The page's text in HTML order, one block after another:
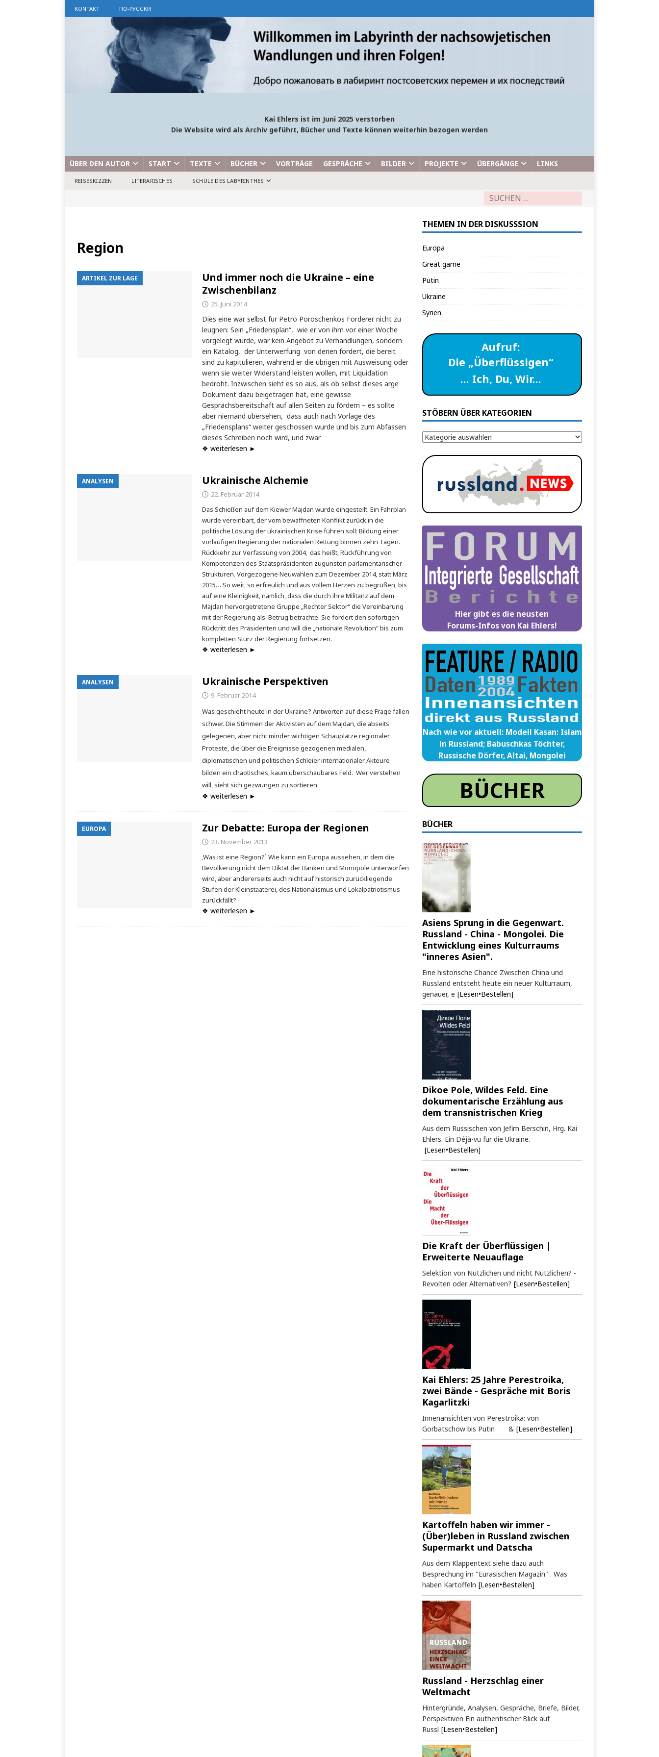
KONTAKT ПО-РУССКИ
Kai Ehlers ist im Juni 2025 verstorben
Die Website wird als Archiv geführt, Bücher und Texte können weiterhin bezogen werden
ÜBER DEN AUTOR START TEXTE BÜCHER VORTRÄGE GESPRÄCHE BILDER PROJEKTE ÜBERGÄNGE LINKS
REISESKIZZEN LITERARISCHES SCHULE DES LABYRINTHES
Region
ARTIKEL ZUR LAGE
Und immer noch die Ukraine – eine
Zwischenbilanz
25. Juni 2014
Dies eine war selbst für Petro Poroschenkos Förderer nicht zu
leugnen: Sein „Friedensplan“, wie er von ihm vor einer Woche
vorgelegt wurde, war kein Angebot zu Verhandlungen, sondern
ein Katalog, der Unterwerfung von denen fordert, die bereit
sind zu kapitulieren, während er die übrigen mit Ausweisung oder
wenn sie weiter Widerstand leisten wollen, mit Liquidation
bedroht. Inzwischen sieht es so aus, als ob selbst dieses arge
Dokument dazu beigetragen hat, eine gewisse
Gesprächsbereitschaft auf allen Seiten zu fördern – es sollte
aber niemand übersehen, dass auch nach Vorlage des
„Friedensplans“ weiter geschossen wurde und bis zum Abfassen
dieses Schreiben noch wird, und zwar
❖ weiterlesen ►
ANALYSEN Ukrainische Alchemie
22. Februar 2014
Das Schießen auf dem Kiewer Majdan wurde eingestellt. Ein Fahrplan
wurde vereinbart, der vom bewaffneten Konflikt zurück in die
politische Lösung der ukrainischen Krise führen soll: Bildung einer
vorläufigen Regierung der nationalen Rettung binnen zehn Tagen.
Rückkehr zur Verfassung von 2004, das heißt, Rückführung von
Kompetenzen des Staatspräsidenten zugunsten parlamentarischer
Strukturen. Vorgezogene Neuwahlen zum Dezember 2014, statt März
2015… So weit, so erfreulich und aus vollem Herzen zu begrüßen, bis
auf eine Kleinigkeit, nämlich, dass die durch ihre Militanz auf dem
Majdan hervorgetretene Gruppe „Rechter Sektor“ die Vereinbarung
mit der Regierung als Betrug betrachte. Sie fordert den sofortigen
Rücktritt des Präsidenten und will die „nationale Revolution“ bis zum
kompletten Sturz der Regierung fortsetzen.
❖ weiterlesen ►
ANALYSEN Ukrainische Perspektiven
9. Februar 2014
Was geschieht heute in der Ukraine? Antworten auf diese Frage fallen
schwer. Die Stimmen der Aktivisten auf dem Majdan, die abseits
gelegenen, aber nicht minder wichtigen Schauplätze regionaler
Proteste, die über die Ereignisse gezogenen medialen,
diplomatischen und politischen Schleier internationaler Akteure
bilden ein chaotisches, kaum überschaubares Feld. Wer verstehen
will, sieht sich gezwungen zu sortieren.
❖ weiterlesen ►
EUROPA Zur Debatte: Europa der Regionen
23. November 2013
‚Was ist eine Region?` Wie kann ein Europa aussehen, in dem die
Bevölkerung nicht dem Diktat der Banken und Monopole unterworfen
wird, aber andererseits auch nicht auf historisch zurückliegende
Stufen der Kleinstaaterei, des Nationalismus und Lokalpatriotismus
zurückfällt?
❖ weiterlesen ►
THEMEN IN DER DISKUSSSION
Europa
Great game
Putin
Ukraine
Syrien
Aufruf:
Die „Überflüssigen“
… Ich, Du, Wir…
STÖBERN ÜBER KATEGORIEN
Hier gibt es die neusten
Forums-Infos von Kai Ehlers!
Nach wie vor aktuell: Modell Kasan: Islam
in Russland; Babuschkas Töchter,
Russische Dörfer, Altai, Mongolei
BÜCHER
BÜCHER
Asiens Sprung in die Gegenwart.
Russland - China - Mongolei. Die
Entwicklung eines Kulturraums
"inneres Asien".
Eine historische Chance Zwischen China und
Russland entsteht heute ein neuer Kulturraum,
genauer, e [Lesen•Bestellen]
Dikoe Pole, Wildes Feld. Eine
dokumentarische Erzählung aus
dem transnistrischen Krieg
Aus dem Russischen von Jefim Berschin, Hrg. Kai
Ehlers. Ein Déjà-vu für die Ukraine.
[Lesen•Bestellen]
Die Kraft der Überflüssigen |
Erweiterte Neuauflage
Selektion von Nützlichen und nicht Nützlichen? -
Revolten oder Alternativen? [Lesen•Bestellen]
Kai Ehlers: 25 Jahre Perestroika,
zwei Bände - Gespräche mit Boris
Kagarlitzki
Innenansichten von Perestroika: von
Gorbatschow bis Putin & [Lesen•Bestellen]
Kartoffeln haben wir immer -
(Über)leben in Russland zwischen
Supermarkt und Datscha
Aus dem Klappentext siehe dazu auch
Besprechung im "Eurasischen Magazin" . Was
haben Kartoffeln [Lesen•Bestellen]
Russland - Herzschlag einer
Weltmacht
Hintergründe, Analysen, Gespräche, Briefe, Bilder,
Perspektiven Ein authentischer Blick auf
Russl [Lesen•Bestellen]